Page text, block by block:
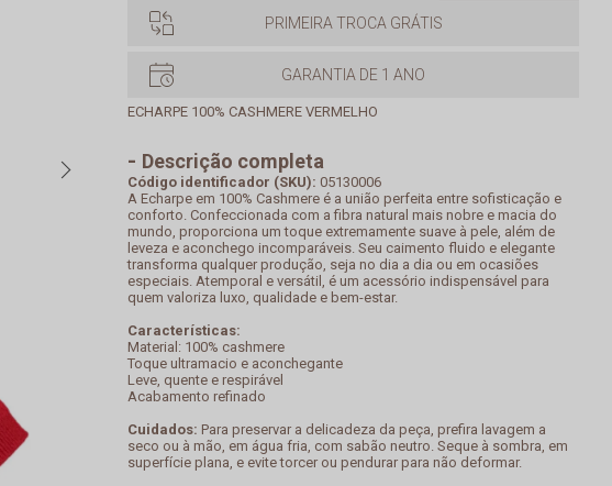
PRIMEIRA TROCA GRÁTIS
GARANTIA DE 1 ANO
ECHARPE 100% CASHMERE VERMELHO
Descrição completa
Código identificador (SKU): 05130006
A Echarpe em 100% Cashmere é a união perfeita entre sofisticação e
conforto. Confeccionada com a fibra natural mais nobre e macia do
mundo, proporciona um toque extremamente suave à pele, além de
leveza e aconchego incomparáveis. Seu caimento fluido e elegante
transforma qualquer produção, seja no dia a dia ou em ocasiões
especiais. Atemporal e versátil, é um acessório indispensável para
quem valoriza luxo, qualidade e bem-estar.
Características:
Material: 100% cashmere
Toque ultramacio e aconchegante
Leve, quente e respirável
Acabamento refinado
Cuidados: Para preservar a delicadeza da peça, prefira lavagem a
seco ou à mão, em água fria, com sabão neutro. Seque à sombra, em
superfície plana, e evite torcer ou pendurar para não deformar.